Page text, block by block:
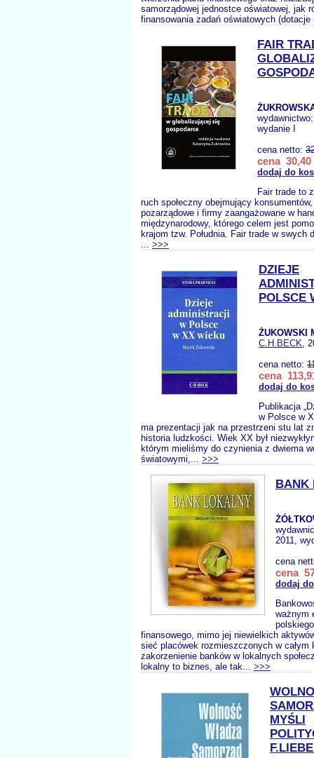
samorządowej jednostce oświatowej, jak
finansowania zadań oświatowych
FAIR
wydanie I
cena netto:
cena 30,40
dodaj do
Fair trade to
ruch społeczny obejmujący
pozarządowe i firmy zaangażowane w
międzynarodowy, którego celem jest
krajom tzw. Południa. Fair trade w swych
... >>>
DZIEJE
POLSCE
ŻUKOWSKI
C.H.BECK,
cena netto:
cena
dodaj do
Publikacja
w Polsce w
ma prezentacji jak na przestrzeni stu lat
historia ludzkości. Wiek XX był
którym mieliśmy do czynienia z dwiema
światowymi,... >>>
BANK
2011,
cena
cena
dodaj
ważnym
finansowego, mimo jej niewielkich
sieć placówek rozmieszczonych w całym
zakorzenienie banków w lokalnych
lokalny to biznes, ale tak... >>>
MYŚLI